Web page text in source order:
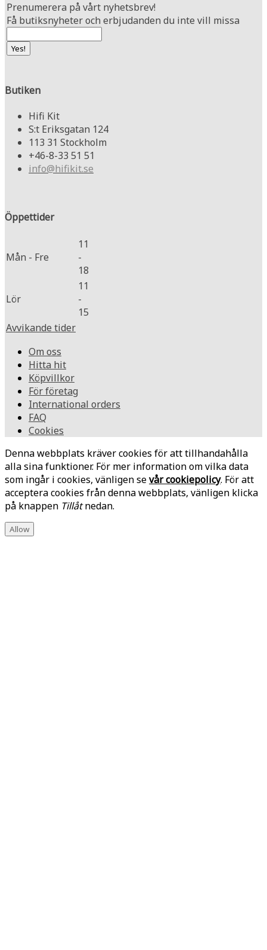
Prenumerera på vårt nyhetsbrev!
Få butiksnyheter och erbjudanden du inte vill missa
Butiken
Hifi Kit
S:t Eriksgatan 124
113 31 Stockholm
+46-8-33 51 51
info@hifikit.se
Öppettider
Mån - Fre
11
-
18
Lör
11
-
15
Avvikande tider
Om oss
Hitta hit
Köpvillkor
För företag
International orders
FAQ
Cookies
Denna webbplats kräver cookies för att tillhandahålla
alla sina funktioner. För mer information om vilka data
som ingår i cookies, vänligen sevår cookiepolicy. För att
acceptera cookies från denna webbplats, vänligen klicka
på knappen Tillåtnedan.
Allow